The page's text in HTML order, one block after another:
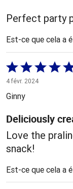
Perfect party
Est-ce que cela a
Coté
5 sur
5
4 févr. 2024
Ginny
Deliciously
Love the
snack!
Est-ce que cela a